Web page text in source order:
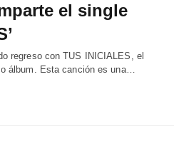
el single
regreso con TUS INICIALES, el
álbum. Esta canción es una…